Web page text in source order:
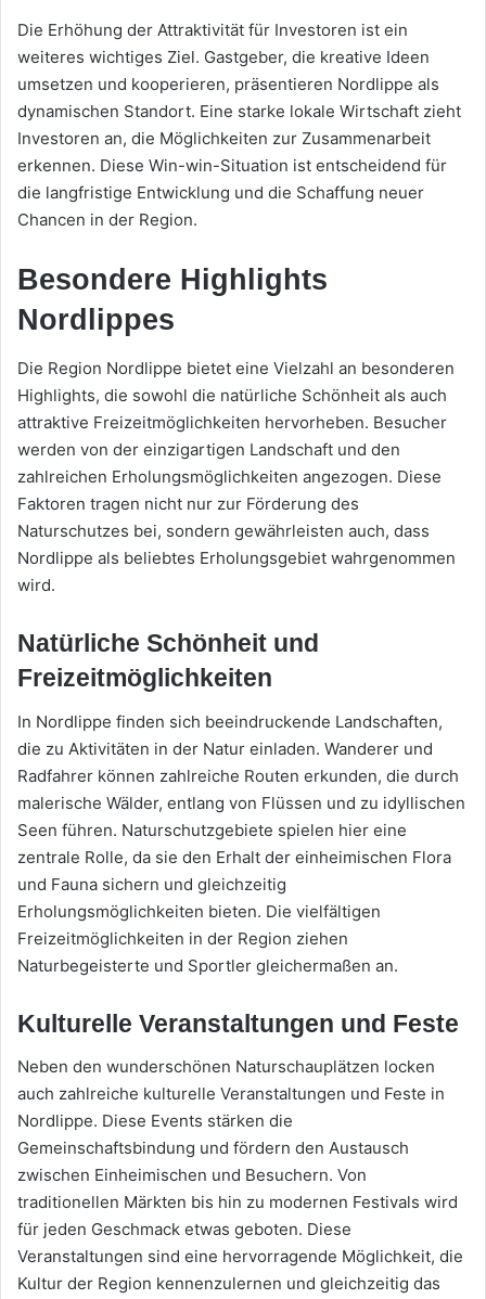
Die Erhöhung der Attraktivität für Investoren ist ein
weiteres wichtiges Ziel. Gastgeber, die kreative Ideen
umsetzen und kooperieren, präsentieren Nordlippe als
dynamischen Standort. Eine starke lokale Wirtschaft zieht
Investoren an, die Möglichkeiten zur Zusammenarbeit
erkennen. Diese Win-win-Situation ist entscheidend für
die langfristige Entwicklung und die Schaffung neuer
Chancen in der Region.
Besondere Highlights
Nordlippes
Die Region Nordlippe bietet eine Vielzahl an besonderen
Highlights, die sowohl die natürliche Schönheit als auch
attraktive Freizeitmöglichkeiten hervorheben. Besucher
werden von der einzigartigen Landschaft und den
zahlreichen Erholungsmöglichkeiten angezogen. Diese
Faktoren tragen nicht nur zur Förderung des
Naturschutzes bei, sondern gewährleisten auch, dass
Nordlippe als beliebtes Erholungsgebiet wahrgenommen
wird.
Natürliche Schönheit und
Freizeitmöglichkeiten
In Nordlippe finden sich beeindruckende Landschaften,
die zu Aktivitäten in der Natur einladen. Wanderer und
Radfahrer können zahlreiche Routen erkunden, die durch
malerische Wälder, entlang von Flüssen und zu idyllischen
Seen führen. Naturschutzgebiete spielen hier eine
zentrale Rolle, da sie den Erhalt der einheimischen Flora
und Fauna sichern und gleichzeitig
Erholungsmöglichkeiten bieten. Die vielfältigen
Freizeitmöglichkeiten in der Region ziehen
Naturbegeisterte und Sportler gleichermaßen an.
Kulturelle Veranstaltungen und Feste
Neben den wunderschönen Naturschauplätzen locken
auch zahlreiche kulturelle Veranstaltungen und Feste in
Nordlippe. Diese Events stärken die
Gemeinschaftsbindung und fördern den Austausch
zwischen Einheimischen und Besuchern. Von
traditionellen Märkten bis hin zu modernen Festivals wird
für jeden Geschmack etwas geboten. Diese
Veranstaltungen sind eine hervorragende Möglichkeit, die
Kultur der Region kennenzulernen und gleichzeitig das